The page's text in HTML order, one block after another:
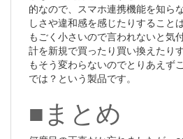
的なので、スマホ連携機能を知ら
しさや違和感を感じたりすること
もごく小さいので言われないと気
計を新規で買ったり買い換えたり
もそう変わらないのでとりあえず
では？という製品です。
■まとめ